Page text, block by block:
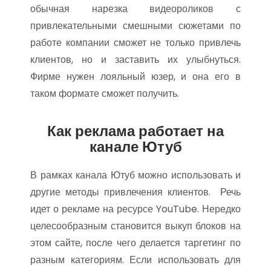
обычная нарезка видеороликов с
привлекательными смешными сюжетами по
работе компании сможет не только привлечь
клиентов, но и заставить их улыбнуться.
Фирме нужен лояльный юзер, и она его в
таком формате сможет получить.
Как реклама работает на
канале Ютуб
В рамках канала Ютуб можно использовать и
другие методы привлечения клиентов. Речь
идет о рекламе на ресурсе YouTube. Нередко
целесообразным становится выкуп блоков на
этом сайте, после чего делается таргетинг по
разным категориям. Если использовать для